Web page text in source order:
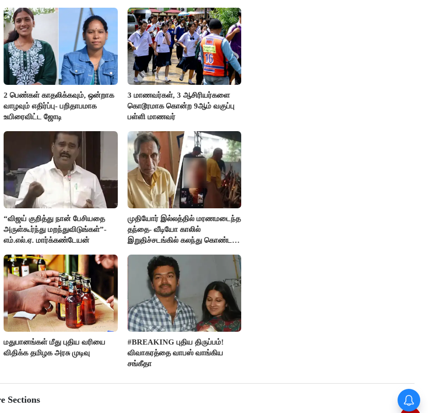
2 பெண்கள் காதலிக்கவும், ஒன்றாக
வாழவும் எதிர்ப்பு- பறிதாபமாக
உயிரைவிட்ட ஜோடி
3 மாணவர்கள், 3 ஆசிரியர்களை
கொடூரமாக கொன்ற 9ஆம் வகுப்பு
பள்ளி மாணவர்
“விஜய் குறித்து நான் பேசியதை
அருள்கூர்ந்து மறந்துவிடுங்கள்”-
எம்.எல்.ஏ. மார்க்கண்டேயன்
முதியோர் இல்லத்தில் மரணமடைந்த
தந்தை- வீடியோ காலில்
இறுதிச்சடங்கில் கலந்து கொண்ட
மதுபானங்கள் மீது புதிய வரியை
விதிக்க தமிழக அரசு முடிவு
#BREAKING புதிய திருப்பம்!
விவாகரத்தை வாபஸ் வாங்கிய
சங்கீதா
Sections